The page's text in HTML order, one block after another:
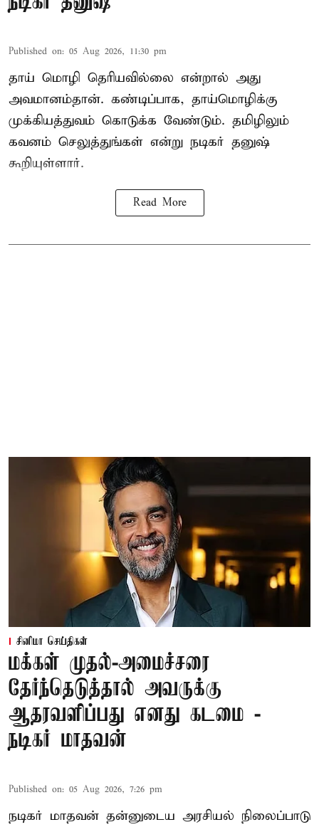
Published on: 05 Aug 2026, 11:30 pm
தாய் மொழி தெரியவில்லை என்றால் அது
அவமானம்தான். கண்டிப்பாக, தாய்மொழிக்கு
முக்கியத்துவம் கொடுக்க வேண்டும். தமிழிலும்
கவனம் செலுத்துங்கள் என்று நடிகர் தனுஷ்
கூறியுள்ளார்.
Read More
சினிமா செய்திகள்
மக்கள் முதல்-அமைச்சரை
தேர்ந்தெடுத்தால் அவருக்கு
ஆதரவளிப்பது எனது கடமை -
நடிகர் மாதவன்
Published on: 05 Aug 2026, 7:26 pm
நடிகர் மாதவன் தன்னுடைய அரசியல் நிலைப்பாடு